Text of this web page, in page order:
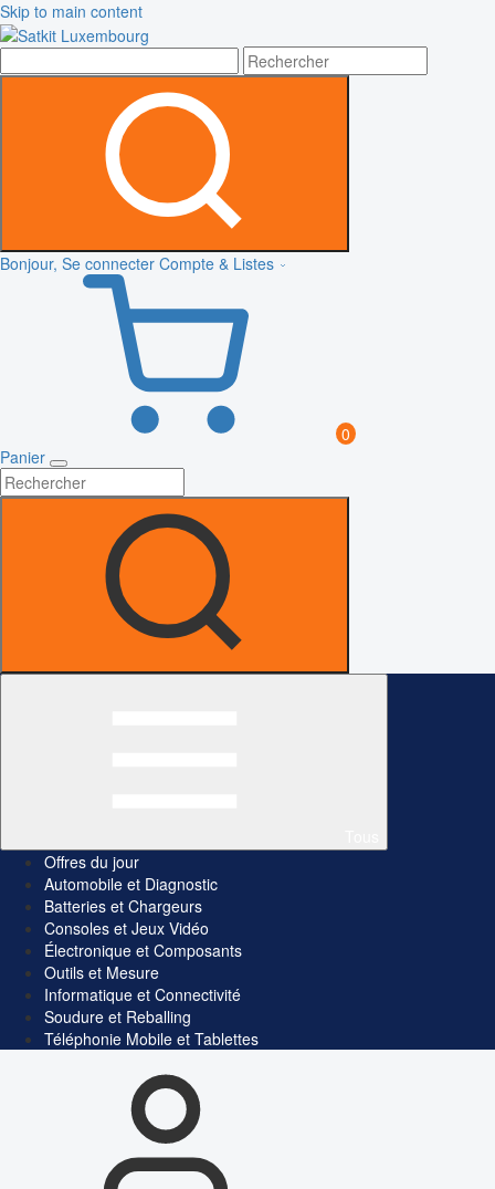
Skip to main content
Bonjour, Se connecter Compte & Listes
0
Panier
Offres du jour
Automobile et Diagnostic
Batteries et Chargeurs
Consoles et Jeux Vidéo
Électronique et Composants
Outils et Mesure
Informatique et Connectivité
Soudure et Reballing
Téléphonie Mobile et Tablettes